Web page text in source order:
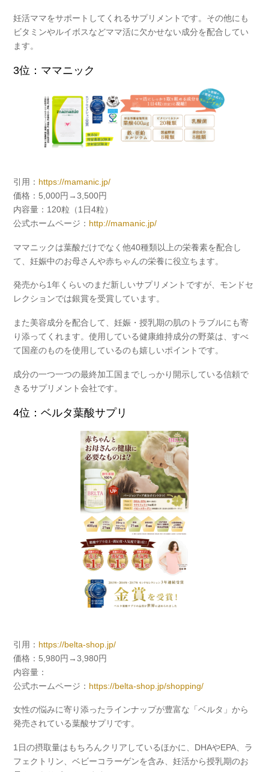
妊活ママをサポートしてくれるサプリメントです。その他にも
ビタミンやルイボスなどママ活に欠かせない成分を配合してい
ます。
3位：ママニック
引用： https://mamanic.jp/
価格：5,000円→3,500円
内容量：120粒（1日4粒）
公式ホームページ： http://mamanic.jp/
ママニックは葉酸だけでなく他40種類以上の栄養素を配合し
て、妊娠中のお母さんや赤ちゃんの栄養に役立ちます。
発売から1年くらいのまだ新しいサプリメントですが、モンドセ
レクションでは銀賞を受賞しています。
また美容成分を配合して、妊娠・授乳期の肌のトラブルにも寄
り添ってくれます。使用している健康維持成分の野菜は、すべ
て国産のものを使用しているのも嬉しいポイントです。
成分の一つ一つの最終加工国までしっかり開示している信頼で
きるサプリメント会社です。
4位：ベルタ葉酸サプリ
引用： https://belta-shop.jp/
価格：5,980円→3,980円
内容量：
公式ホームページ： https://belta-shop.jp/shopping/
女性の悩みに寄り添ったラインナップが豊富な「ベルタ」から
発売されている葉酸サプリです。
1日の摂取量はもちろんクリアしているほかに、DHAやEPA、ラ
フェクトリン、ベビーコラーゲンを含み、妊活から授乳期のお